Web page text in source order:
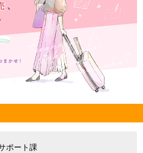
ポート課